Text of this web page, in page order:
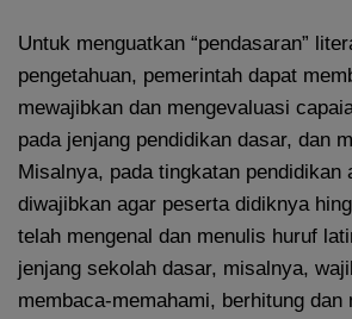
Untuk menguatkan “pendasaran”
pengetahuan, pemerintah dapat
mewajibkan dan mengevaluasi
pada jenjang pendidikan dasar, dan
Misalnya, pada tingkatan pendidikan
diwajibkan agar peserta didiknya
telah mengenal dan menulis huruf
jenjang sekolah dasar, misalnya,
membaca-memahami, berhitung dan